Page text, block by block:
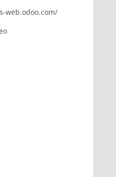
web.odoo.com/